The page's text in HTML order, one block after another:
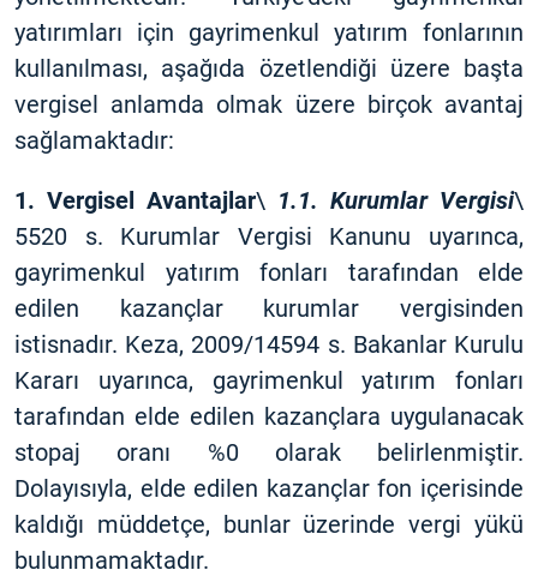
yatırımları için gayrimenkul yatırım fonlarının
kullanılması, aşağıda özetlendiği üzere başta
vergisel anlamda olmak üzere birçok avantaj
sağlamaktadır:
1. Vergisel Avantajlar\ 1.1. Kurumlar Vergisi\
5520 s. Kurumlar Vergisi Kanunu uyarınca,
gayrimenkul yatırım fonları tarafından elde
edilen kazançlar kurumlar vergisinden
istisnadır. Keza, 2009/14594 s. Bakanlar Kurulu
Kararı uyarınca, gayrimenkul yatırım fonları
tarafından elde edilen kazançlara uygulanacak
stopaj oranı %0 olarak belirlenmiştir.
Dolayısıyla, elde edilen kazançlar fon içerisinde
kaldığı müddetçe, bunlar üzerinde vergi yükü
bulunmamaktadır.